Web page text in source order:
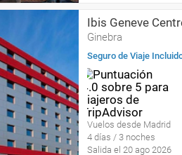
Ibis Geneve
Ginebra
Seguro de Viaje
Vuelos desde Madrid
4 días / 3 noches
Salida el 20 ago 2026